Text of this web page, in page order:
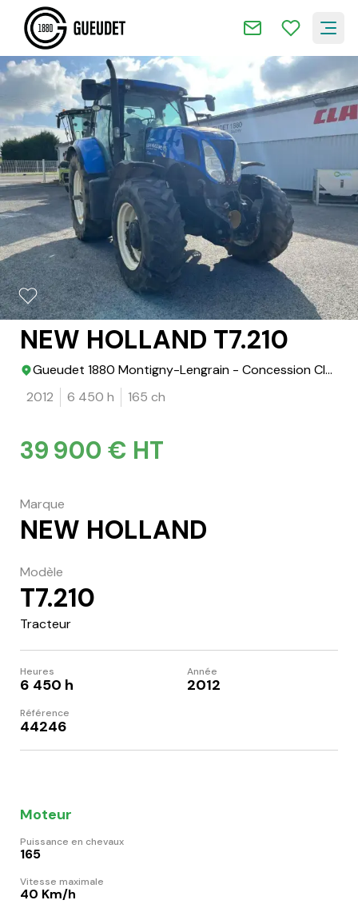
2/16
NEW HOLLAND T7.210
Gueudet 1880 Montigny-Lengrain - Concession Claas
2012
6 450 h 165 ch
39 900 € HT
Marque
NEW HOLLAND
Modèle
T7.210
Tracteur
Heures
6 450 h
Année
2012
Référence
44246
Moteur
Puissance en chevaux
165
Vitesse maximale
40 Km/h